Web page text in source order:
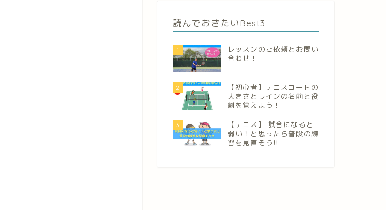
読んでおきたいBest3
1
レッスンのご依頼とお問い
合わせ！
2
【初心者】テニスコートの
大きさとラインの名前と役
割を覚えよう！
3
【テニス】 試合になると
弱い！と思ったら普段の練
習を見直そう!!